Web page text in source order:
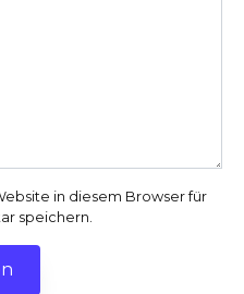
in diesem Browser für
speichern.